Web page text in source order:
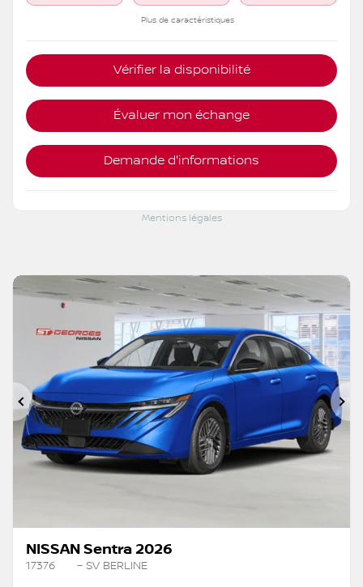
Plus de caractéristiques
Vérifier la disponibilité
Évaluer mon échange
Demande d'informations
Mentions légales
Précédent
NISSAN Sentra 2026
17376 – SV BERLINE